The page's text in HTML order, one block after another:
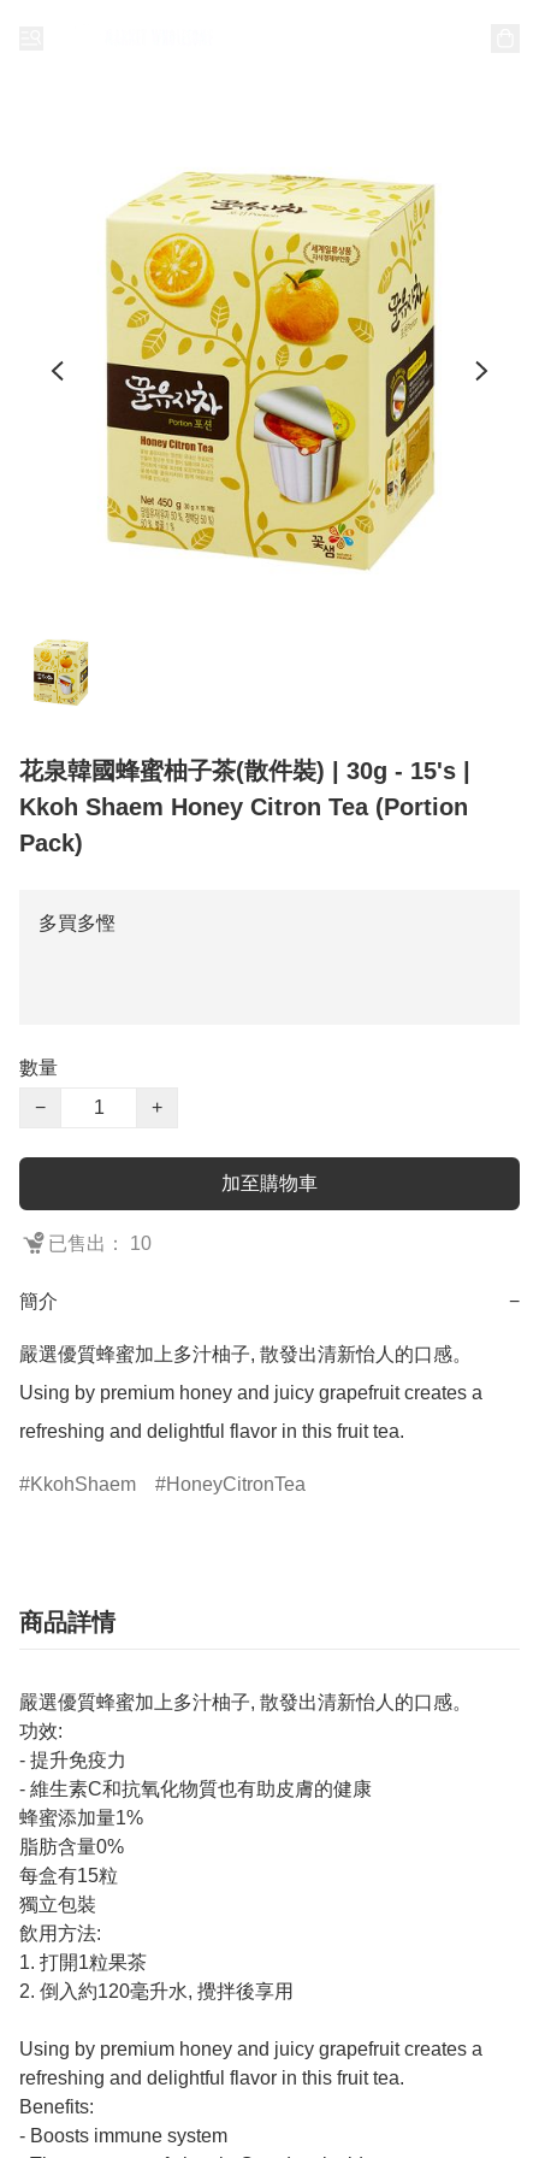
花泉韓國蜂蜜柚子茶(散件裝) | 30g - 15's |
Kkoh Shaem Honey Citron Tea (Portion
Pack)
多買多慳
數量
−
+
加至購物車
已售出： 10
簡介 −
嚴選優質蜂蜜加上多汁柚子, 散發出清新怡人的口感。
Using by premium honey and juicy grapefruit creates a
refreshing and delightful flavor in this fruit tea.
KkohShaem HoneyCitronTea
商品詳情
嚴選優質蜂蜜加上多汁柚子, 散發出清新怡人的口感。
功效:
- 提升免疫力
- 維生素C和抗氧化物質也有助皮膚的健康
蜂蜜添加量1%
脂肪含量0%
每盒有15粒
獨立包裝
飲用方法:
1. 打開1粒果茶
2. 倒入約120毫升水, 攪拌後享用
Using by premium honey and juicy grapefruit creates a
refreshing and delightful flavor in this fruit tea.
Benefits:
- Boosts immune system